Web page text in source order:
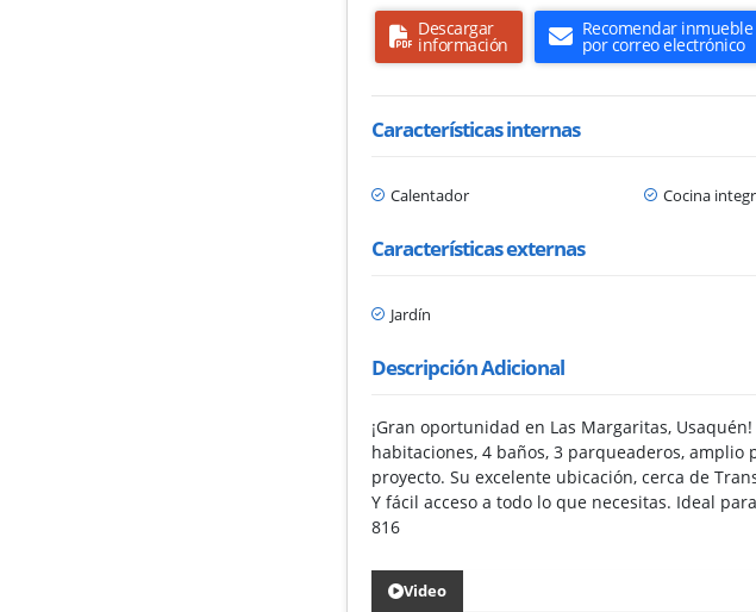
Descargar
información
Recomendar inmueble
por correo electrónico
Características internas
Calentador Cocina
Características externas
Jardín
Descripción Adicional
¡Gran oportunidad en Las Margaritas,
habitaciones, 4 baños, 3 parqueaderos,
proyecto. Su excelente ubicación, cerca de
Y fácil acceso a todo lo que necesitas. Ideal
816
Video